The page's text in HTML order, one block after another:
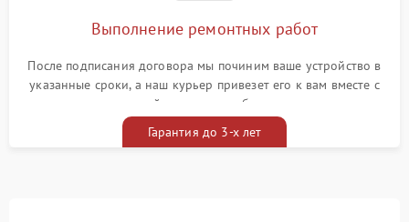
Выполнение ремонтных работ
После подписания договора мы починим ваше устройство в
указанные сроки, а наш курьер привезет его к вам вместе с
гарантийным талоном бесплатно
Гарантия до 3-х лет